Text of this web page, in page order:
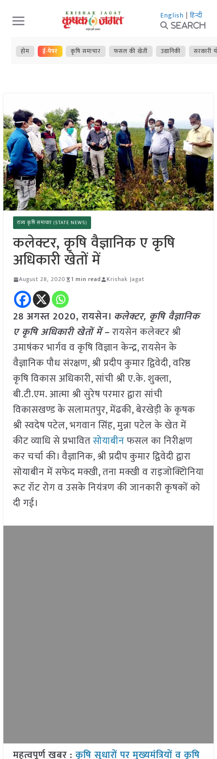
Skip
to
content
English | हिन्दी
Search
होम ई-पेपर कृषि समाचार फसल की खेती उद्यानिकी सरकारी
राज्य कृषि समाचार (STATE NEWS)
कलेक्टर, कृषि वैज्ञानिक ए कृषि
अधिकारी खेतों में
August 28, 2020 1 min read Krishak Jagat
28 अगस्त 2020, रायसेन। कलेक्टर, कृषि वैज्ञानिक
ए कृषि अधिकारी खेतों में–रायसेन कलेक्टर श्री
उमाषंकर भार्गव व कृषि विज्ञान केन्द्र, रायसेन के
वैज्ञानिक पौध संरक्षण, श्री प्रदीप कुमार द्विवेदी, वरिष्ठ
कृषि विकास अधिकारी, सांची श्री ए.के. शुक्ला,
बी.टी.एम. आत्मा श्री सुरेष परमार द्वारा सांची
विकासखण्ड के सलामतपुर, मेंढकी, बेरखेड़ी के कृषक
श्री स्वदेष पटेल, भगवान सिंह, मुन्ना पटेल के खेत में
कीट व्याधि से प्रभावितसोयाबीनफसल का निरीक्षण
कर चर्चा की। वैज्ञानिक, श्री प्रदीप कुमार द्विवेदी द्वारा
सोयाबीन में सफेद मक्खी, तना मक्खी व राइजोक्टिोनिया
रूट रॉट रोग व उसके नियंत्रण की जानकारी कृषकों को
दी गई।
महत्वपूर्ण खबर :कृषि सुधारों पर मुख्यमंत्रियों व कृषि